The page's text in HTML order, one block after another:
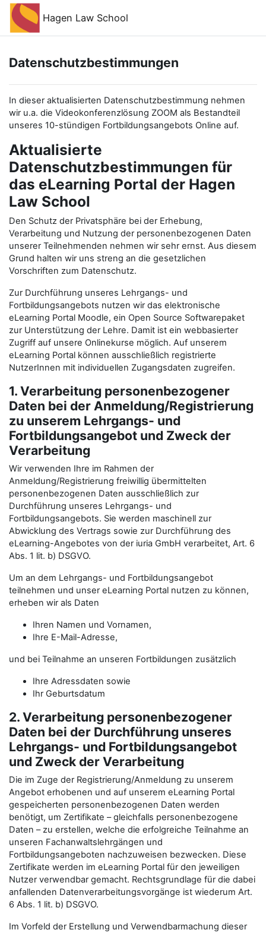
Zum Hauptinhalt
Hagen Law School
Datenschutzbestimmungen
In dieser aktualisierten Datenschutzbestimmung nehmen
wir u.a. die Videokonferenzlösung ZOOM als Bestandteil
unseres 10-stündigen Fortbildungsangebots Online auf.
Aktualisierte
Datenschutzbestimmungen für
das eLearning Portal der Hagen
Law School
Den Schutz der Privatsphäre bei der Erhebung,
Verarbeitung und Nutzung der personenbezogenen Daten
unserer Teilnehmenden nehmen wir sehr ernst. Aus diesem
Grund halten wir uns streng an die gesetzlichen
Vorschriften zum Datenschutz.
Zur Durchführung unseres Lehrgangs- und
Fortbildungsangebots nutzen wir das elektronische
eLearning Portal Moodle, ein Open Source Softwarepaket
zur Unterstützung der Lehre. Damit ist ein webbasierter
Zugriff auf unsere Onlinekurse möglich. Auf unserem
eLearning Portal können ausschließlich registrierte
NutzerInnen mit individuellen Zugangsdaten zugreifen.
1. Verarbeitung personenbezogener
Daten bei der Anmeldung/Registrierung
zu unserem Lehrgangs- und
Fortbildungsangebot und Zweck der
Verarbeitung
Wir verwenden Ihre im Rahmen der
Anmeldung/Registrierung freiwillig übermittelten
personenbezogenen Daten ausschließlich zur
Durchführung unseres Lehrgangs- und
Fortbildungsangebots. Sie werden maschinell zur
Abwicklung des Vertrags sowie zur Durchführung des
eLearning-Angebotes von der iuria GmbH verarbeitet, Art. 6
Abs. 1 lit. b) DSGVO.
Um an dem Lehrgangs- und Fortbildungsangebot
teilnehmen und unser eLearning Portal nutzen zu können,
erheben wir als Daten
Ihren Namen und Vornamen,
Ihre E-Mail-Adresse,
und bei Teilnahme an unseren Fortbildungen zusätzlich
Ihre Adressdaten sowie
Ihr Geburtsdatum
2. Verarbeitung personenbezogener
Daten bei der Durchführung unseres
Lehrgangs- und Fortbildungsangebot
und Zweck der Verarbeitung
Die im Zuge der Registrierung/Anmeldung zu unserem
Angebot erhobenen und auf unserem eLearning Portal
gespeicherten personenbezogenen Daten werden
benötigt, um Zertifikate – gleichfalls personenbezogene
Daten – zu erstellen, welche die erfolgreiche Teilnahme an
unseren Fachanwaltslehrgängen und
Fortbildungsangeboten nachzuweisen bezwecken. Diese
Zertifikate werden im eLearning Portal für den jeweiligen
Nutzer verwendbar gemacht. Rechtsgrundlage für die dabei
anfallenden Datenverarbeitungsvorgänge ist wiederum Art.
6 Abs. 1 lit. b) DSGVO.
Im Vorfeld der Erstellung und Verwendbarmachung dieser